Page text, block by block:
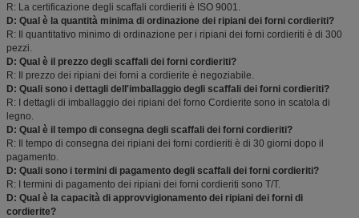
R: La certificazione degli scaffali cordieriti è ISO 9001.
D: Qual è la quantità minima di ordinazione dei ripiani dei forni cordieriti?
R: Il quantitativo minimo di ordinazione per i ripiani dei forni cordieriti è di 300
pezzi.
D: Qual è il prezzo degli scaffali dei forni cordieriti?
R: Il prezzo dei ripiani dei forni a cordierite è negoziabile.
D: Quali sono i dettagli dell'imballaggio degli scaffali dei forni cordieriti?
R: I dettagli di imballaggio dei ripiani del forno Cordierite sono in scatola di
legno.
D: Qual è il tempo di consegna degli scaffali dei forni cordieriti?
R: Il tempo di consegna dei ripiani dei forni cordieriti è di 30 giorni dopo il
pagamento.
D: Quali sono i termini di pagamento degli scaffali dei forni cordieriti?
R: I termini di pagamento dei ripiani dei forni cordieriti sono T/T.
D: Qual è la capacità di approvvigionamento dei ripiani dei forni di
cordierite?